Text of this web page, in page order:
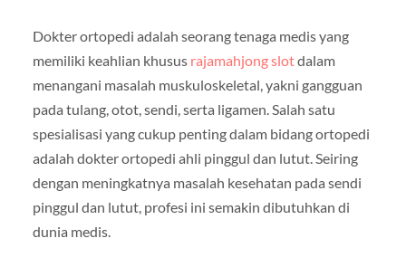
Dokter ortopedi adalah seorang tenaga medis yang
memiliki keahlian khusus rajamahjong slotdalam
menangani masalah muskuloskeletal, yakni gangguan
pada tulang, otot, sendi, serta ligamen. Salah satu
spesialisasi yang cukup penting dalam bidang ortopedi
adalah dokter ortopedi ahli pinggul dan lutut. Seiring
dengan meningkatnya masalah kesehatan pada sendi
pinggul dan lutut, profesi ini semakin dibutuhkan di
dunia medis.